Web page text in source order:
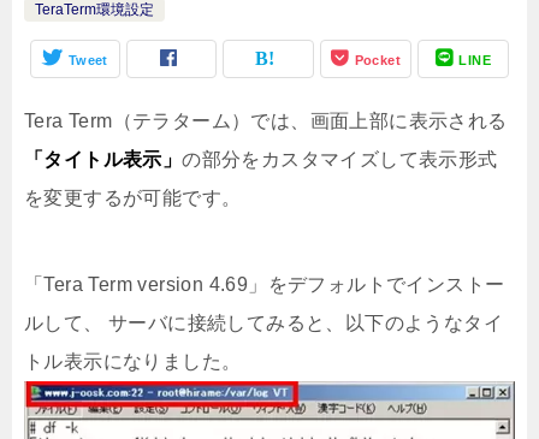
TeraTerm環境設定
Tweet Pocket LINE
Tera Term（テラターム）では、画面上部に表示される
「タイトル表示」の部分をカスタマイズして表示形式
を変更するが可能です。
「Tera Term version 4.69」をデフォルトでインストー
ルして、 サーバに接続してみると、以下のようなタイ
トル表示になりました。